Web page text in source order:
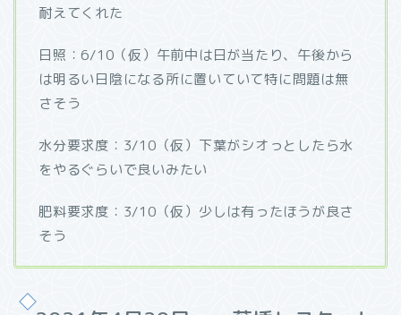
耐えてくれた
日照：6/10（仮）午前中は日が当たり、午後から
は明るい日陰になる所に置いていて特に問題は無
さそう
水分要求度：3/10（仮）下葉がシオっとしたら水
をやるぐらいで良いみたい
肥料要求度：3/10（仮）少しは有ったほうが良さ
そう